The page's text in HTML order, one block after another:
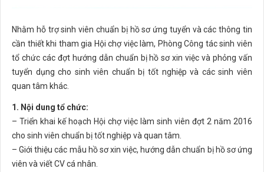
Nhằm hỗ trợ sinh viên chuẩn bị hồ sơ ứng tuyển và các thông tin
cần thiết khi tham gia Hội chợ việc làm, Phòng Công tác sinh viên
tổ chức các đợt hướng dẫn chuẩn bị hồ sơ xin việc và phỏng vấn
tuyển dụng cho sinh viên chuẩn bị tốt nghiệp và các sinh viên
quan tâm khác.
1. Nội dung tổ chức:
– Triển khai kế hoạch Hội chợ việc làm sinh viên đợt 2 năm 2016
cho sinh viên chuẩn bị tốt nghiệp và quan tâm.
– Giới thiệu các mẫu hồ sơ xin việc, hướng dẫn chuẩn bị hồ sơ ứng
viên và viết CV cá nhân.